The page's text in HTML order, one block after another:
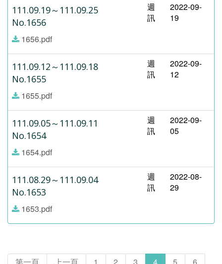
111.09.19～111.09.25
No.1656
1656.pdf
週
訊
2022-09-
19
111.09.12～111.09.18
No.1655
1655.pdf
週
訊
2022-09-
12
111.09.05～111.09.11
No.1654
1654.pdf
週
訊
2022-09-
05
111.08.29～111.09.04
No.1653
1653.pdf
週
訊
2022-08-
29
第一頁 上一頁 1 2 3 4 5
6